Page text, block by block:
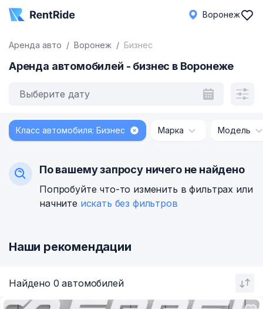
Воронеж
Аренда авто Воронеж Бизнес
Аренда автомобилей - бизнес в Воронеже
Выберите дату
Класс автомобиля: Бизнес Марка Модель
Найдено 0 автомобилей
По вашему запросу ничего не найдено
Попробуйте что-то изменить в фильтрах или
начните искать без фильтров
Наши рекомендации